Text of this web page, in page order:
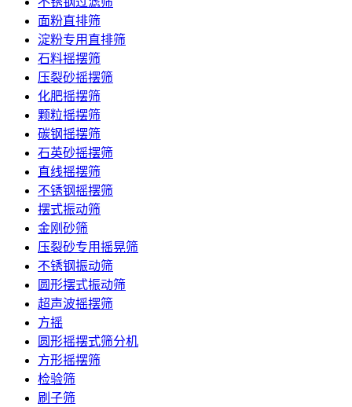
面粉直排筛
淀粉专用直排筛
石料摇摆筛
压裂砂摇摆筛
化肥摇摆筛
颗粒摇摆筛
碳钢摇摆筛
石英砂摇摆筛
直线摇摆筛
不锈钢摇摆筛
摆式振动筛
金刚砂筛
压裂砂专用摇晃筛
不锈钢振动筛
圆形摆式振动筛
超声波摇摆筛
方摇
圆形摇摆式筛分机
方形摇摆筛
检验筛
刷子筛